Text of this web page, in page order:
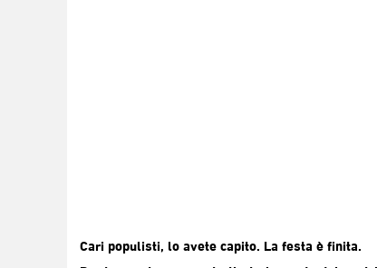
Cari populisti, lo avete capito. La festa è finita.